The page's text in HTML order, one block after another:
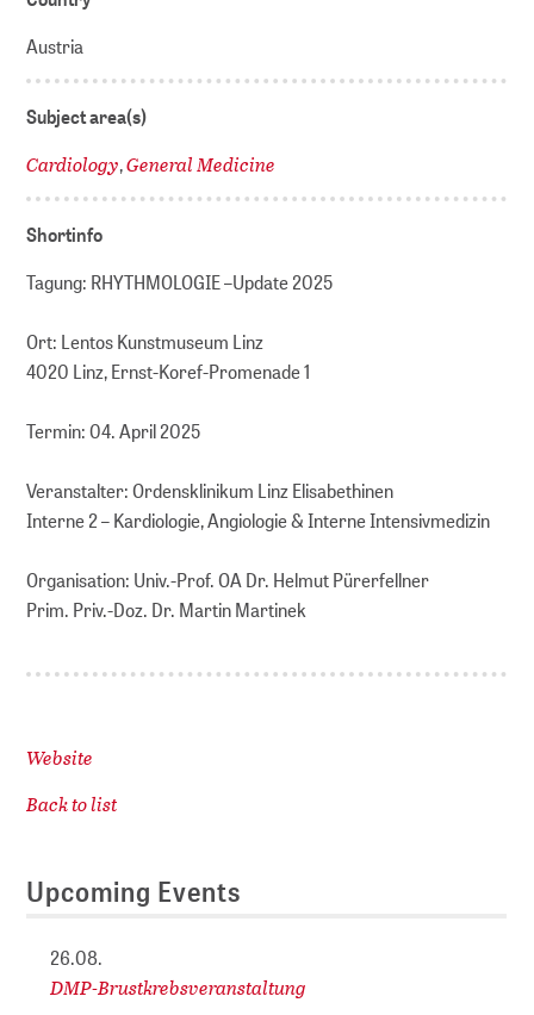
Austria
Subject area(s)
Cardiology,General Medicine
Shortinfo
Tagung: RHYTHMOLOGIE –Update 2025
Ort: Lentos Kunstmuseum Linz
4020 Linz, Ernst-Koref-Promenade 1
Termin: 04. April 2025
Veranstalter: Ordensklinikum Linz Elisabethinen
Interne 2 – Kardiologie, Angiologie & Interne Intensivmedizin
Organisation: Univ.-Prof. OA Dr. Helmut Pürerfellner
Prim. Priv.-Doz. Dr. Martin Martinek
Website
Back to list
Upcoming Events
26.08.
DMP-Brustkrebsveranstaltung